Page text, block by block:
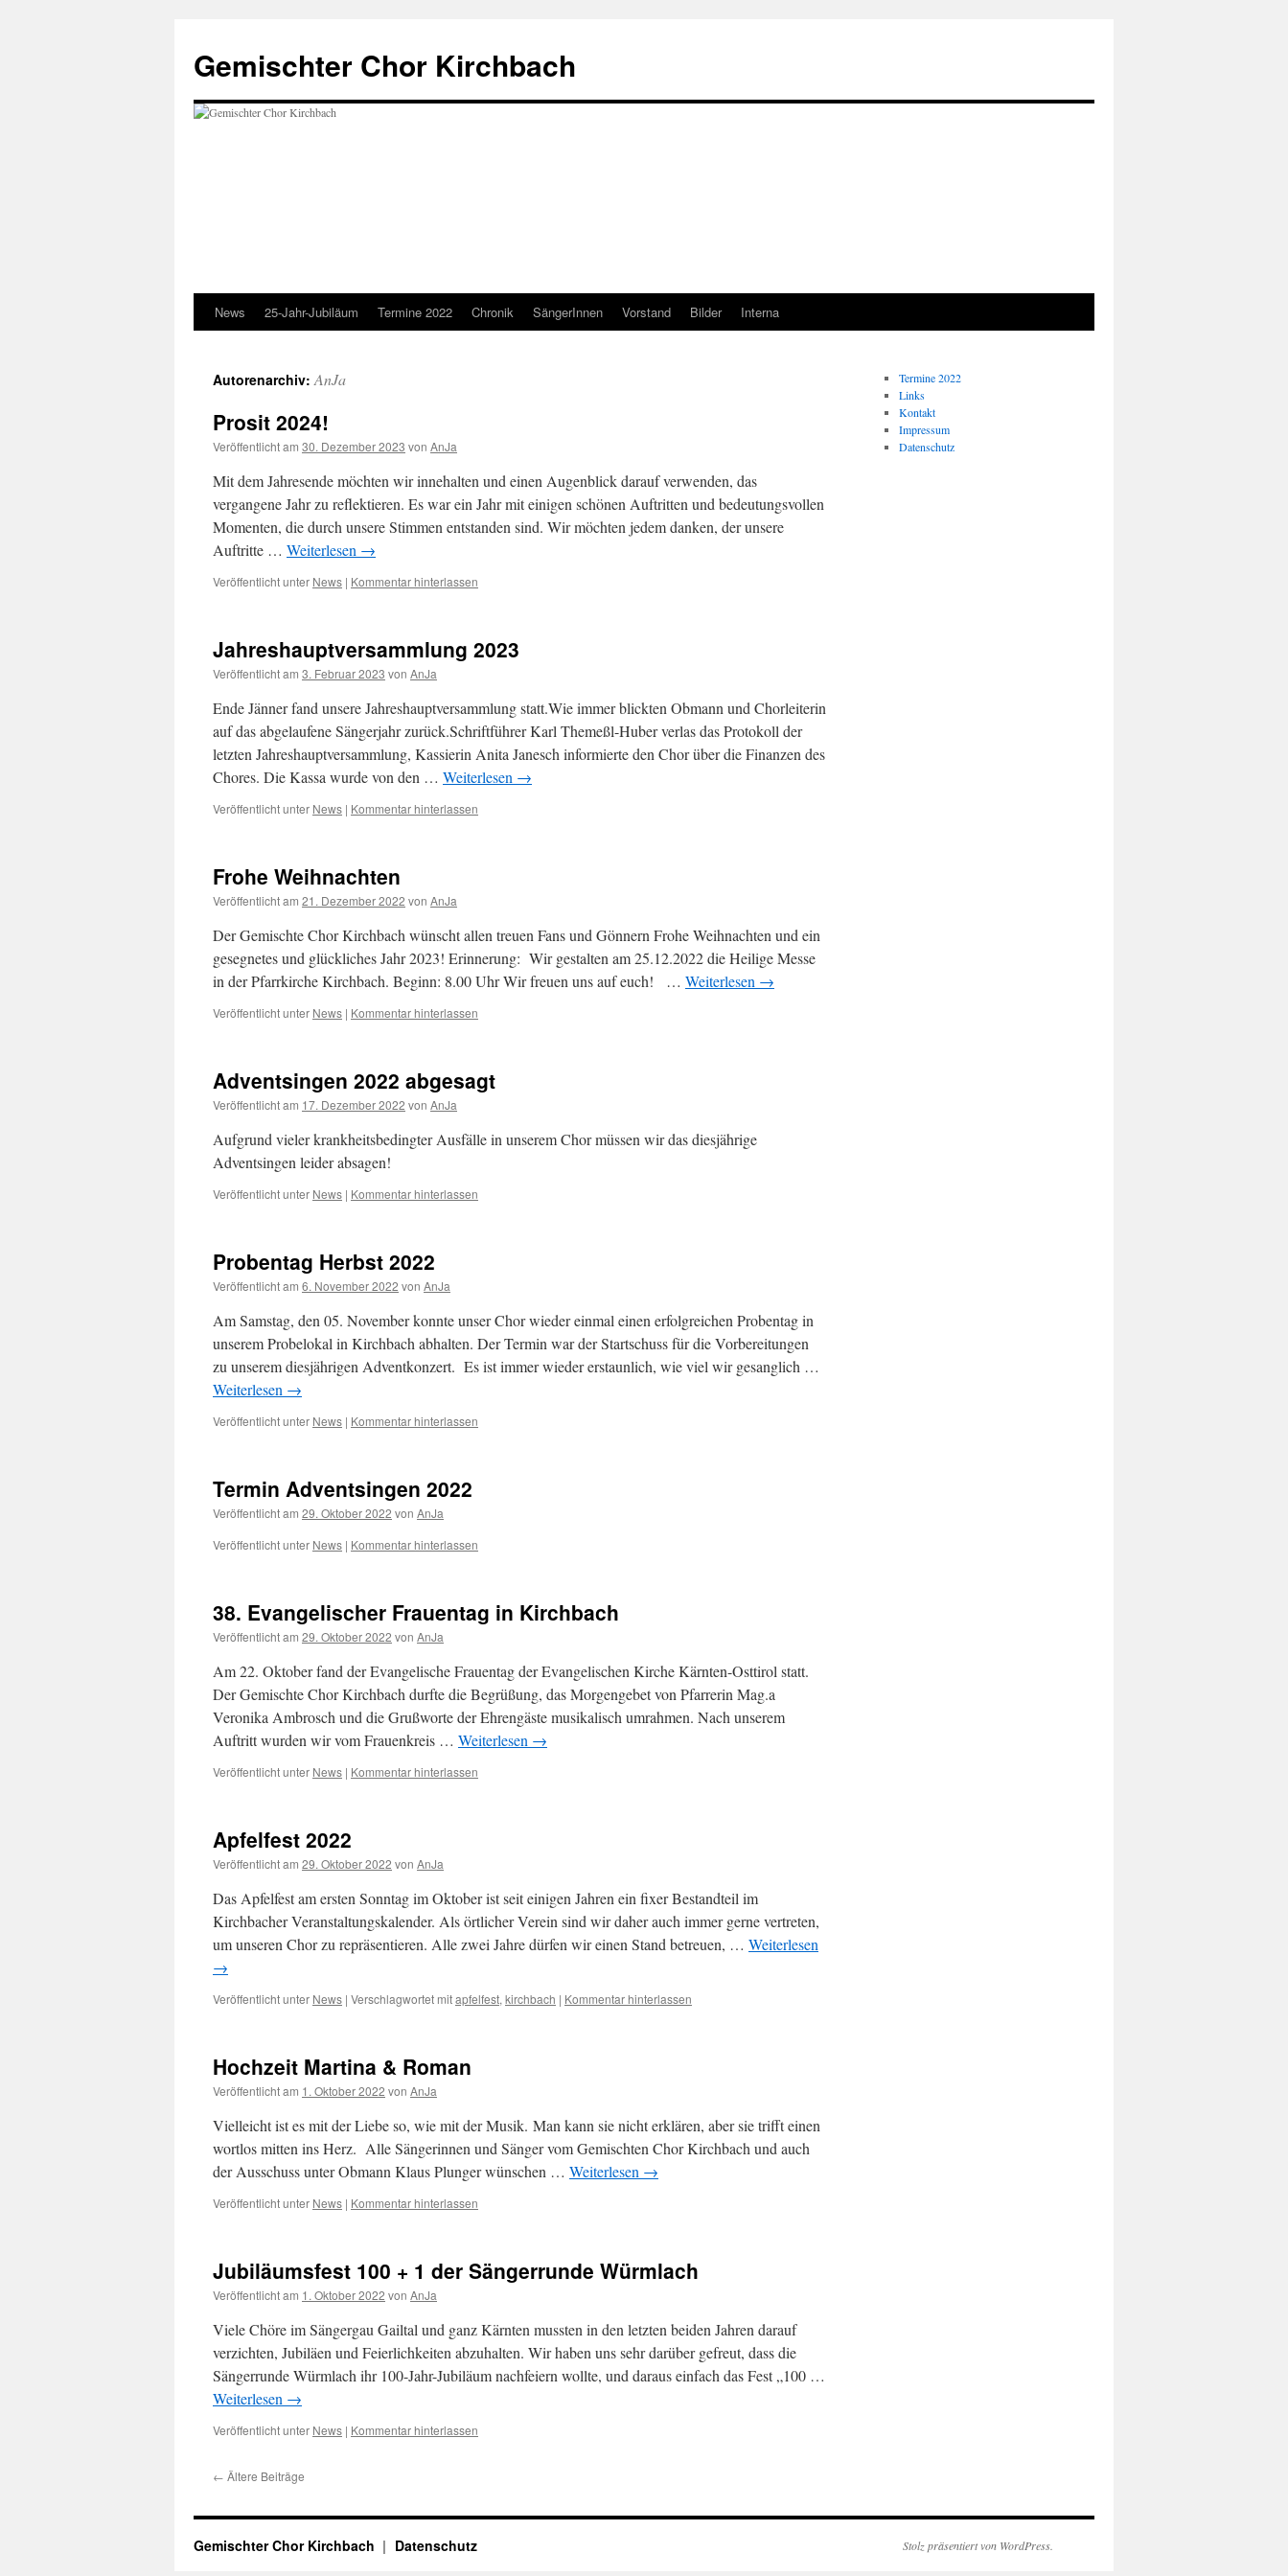
springen
Gemischter Chor Kirchbach
News 25-Jahr-Jubiläum Termine 2022 Chronik SängerInnen Vorstand Bilder Interna
Autorenarchiv:AnJa
Prosit 2024!
Veröffentlicht am 30. Dezember 2023 von AnJa
Mit dem Jahresende möchten wir innehalten und einen Augenblick darauf verwenden, das
vergangene Jahr zu reflektieren. Es war ein Jahr mit einigen schönen Auftritten und bedeutungsvollen
Momenten, die durch unsere Stimmen entstanden sind. Wir möchten jedem danken, der unsere
Auftritte … Weiterlesen →
Veröffentlicht unter News | Kommentar hinterlassen
Jahreshauptversammlung 2023
Veröffentlicht am 3. Februar 2023 von AnJa
Ende Jänner fand unsere Jahreshauptversammlung statt.Wie immer blickten Obmann und Chorleiterin
auf das abgelaufene Sängerjahr zurück.Schriftführer Karl Themeßl-Huber verlas das Protokoll der
letzten Jahreshauptversammlung, Kassierin Anita Janesch informierte den Chor über die Finanzen des
Chores. Die Kassa wurde von den … Weiterlesen →
Veröffentlicht unter News | Kommentar hinterlassen
Frohe Weihnachten
Veröffentlicht am 21. Dezember 2022 von AnJa
Der Gemischte Chor Kirchbach wünscht allen treuen Fans und Gönnern Frohe Weihnachten und ein
gesegnetes und glückliches Jahr 2023! Erinnerung: Wir gestalten am 25.12.2022 die Heilige Messe
in der Pfarrkirche Kirchbach. Beginn: 8.00 Uhr Wir freuen uns auf euch! … Weiterlesen →
Veröffentlicht unter News | Kommentar hinterlassen
Adventsingen 2022 abgesagt
Veröffentlicht am 17. Dezember 2022 von AnJa
Aufgrund vieler krankheitsbedingter Ausfälle in unserem Chor müssen wir das diesjährige
Adventsingen leider absagen!
Veröffentlicht unter News | Kommentar hinterlassen
Probentag Herbst 2022
Veröffentlicht am 6. November 2022 von AnJa
Am Samstag, den 05. November konnte unser Chor wieder einmal einen erfolgreichen Probentag in
unserem Probelokal in Kirchbach abhalten. Der Termin war der Startschuss für die Vorbereitungen
zu unserem diesjährigen Adventkonzert. Es ist immer wieder erstaunlich, wie viel wir gesanglich …
Weiterlesen →
Veröffentlicht unter News | Kommentar hinterlassen
Termin Adventsingen 2022
Veröffentlicht am 29. Oktober 2022 von AnJa
Veröffentlicht unter News | Kommentar hinterlassen
38. Evangelischer Frauentag in Kirchbach
Veröffentlicht am 29. Oktober 2022 von AnJa
Am 22. Oktober fand der Evangelische Frauentag der Evangelischen Kirche Kärnten-Osttirol statt.
Der Gemischte Chor Kirchbach durfte die Begrüßung, das Morgengebet von Pfarrerin Mag.a
Veronika Ambrosch und die Grußworte der Ehrengäste musikalisch umrahmen. Nach unserem
Auftritt wurden wir vom Frauenkreis … Weiterlesen →
Veröffentlicht unter News | Kommentar hinterlassen
Apfelfest 2022
Veröffentlicht am 29. Oktober 2022 von AnJa
Das Apfelfest am ersten Sonntag im Oktober ist seit einigen Jahren ein fixer Bestandteil im
Kirchbacher Veranstaltungskalender. Als örtlicher Verein sind wir daher auch immer gerne vertreten,
um unseren Chor zu repräsentieren. Alle zwei Jahre dürfen wir einen Stand betreuen, … Weiterlesen
→
Veröffentlicht unter News | Verschlagwortet mitapfelfest, kirchbach | Kommentar hinterlassen
Hochzeit Martina & Roman
Veröffentlicht am 1. Oktober 2022 von AnJa
Vielleicht ist es mit der Liebe so, wie mit der Musik. Man kann sie nicht erklären, aber sie trifft einen
wortlos mitten ins Herz. Alle Sängerinnen und Sänger vom Gemischten Chor Kirchbach und auch
der Ausschuss unter Obmann Klaus Plunger wünschen … Weiterlesen →
Veröffentlicht unter News | Kommentar hinterlassen
Jubiläumsfest 100 + 1 der Sängerrunde Würmlach
Veröffentlicht am 1. Oktober 2022 von AnJa
Viele Chöre im Sängergau Gailtal und ganz Kärnten mussten in den letzten beiden Jahren darauf
verzichten, Jubiläen und Feierlichkeiten abzuhalten. Wir haben uns sehr darüber gefreut, dass die
Sängerrunde Würmlach ihr 100-Jahr-Jubiläum nachfeiern wollte, und daraus einfach das Fest „100 …
Weiterlesen →
Veröffentlicht unter News | Kommentar hinterlassen
← Ältere Beiträge
Termine 2022
Links
Kontakt
Impressum
Datenschutz
Gemischter Chor Kirchbach Datenschutz Stolz präsentiert von WordPress.